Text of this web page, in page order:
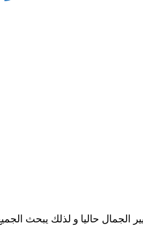
الجمال حاليا و لذلك يبحث